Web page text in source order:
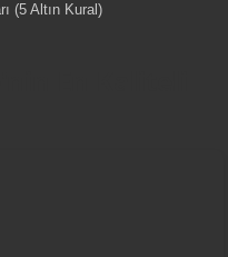
(5 Altın Kural)